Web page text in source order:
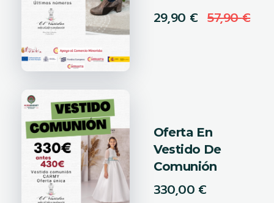
29,90 € 57,90€
Oferta En
Vestido De
Comunión
330,00 €